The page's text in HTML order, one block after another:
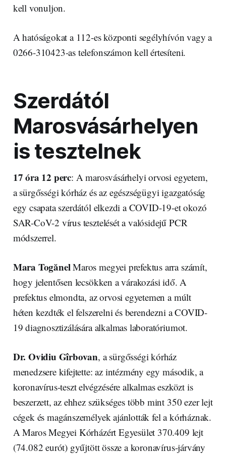
kell vonuljon.
A hatóságokat a 112-es központi segélyhívón vagy a
0266-310423-as telefonszámon kell értesíteni.
Szerdától
Marosvásárhelyen
is tesztelnek
17 óra 12 perc: A marosvásárhelyi orvosi egyetem,
a sürgősségi kórház és az egészségügyi igazgatóság
egy csapata szerdától elkezdi a COVID-19-et okozó
SAR-CoV-2 vírus tesztelését a valósidejű PCR
módszerrel.
Mara TogănelMaros megyei prefektus arra számít,
hogy jelentősen lecsökken a várakozási idő. A
prefektus elmondta, az orvosi egyetemen a múlt
héten kezdték el felszerelni és berendezni a COVID-
19 diagnosztizálására alkalmas laboratóriumot.
Dr. Ovidiu Gîrbovan, a sürgősségi kórház
menedzsere kifejtette: az intézmény egy második, a
koronavírus-teszt elvégzésére alkalmas eszközt is
beszerzett, az ehhez szükséges több mint 350 ezer lejt
cégek és magánszemélyek ajánlották fel a kórháznak.
A Maros Megyei Kórházért Egyesület 370.409 lejt
(74.082 eurót) gyűjtött össze a koronavírus-járvány